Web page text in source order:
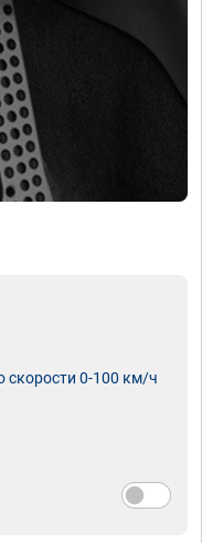
скорости 0-100 км/ч